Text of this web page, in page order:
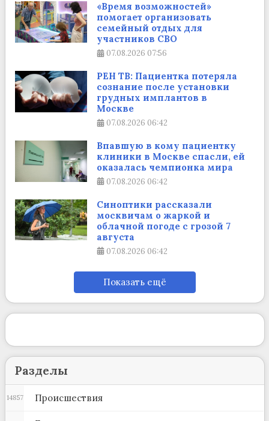
«Время возможностей»
помогает организовать
семейный отдых для
участников СВО
07.08.2026 07:56
РЕН ТВ: Пациентка потеряла
сознание после установки
грудных имплантов в
Москве
07.08.2026 06:42
Впавшую в кому пациентку
клиники в Москве спасли, ей
оказалась чемпионка мира
07.08.2026 06:42
Синоптики рассказали
москвичам о жаркой и
облачной погоде с грозой 7
августа
07.08.2026 06:42
Показать ещё
Разделы
Происшествия
14857